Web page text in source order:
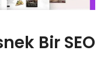
Bir SEO